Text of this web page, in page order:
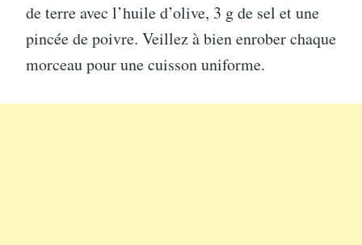
de terre avec l’huile d’olive, 3 g de sel et une
pincée de poivre. Veillez à bien enrober chaque
morceau pour une cuisson uniforme.